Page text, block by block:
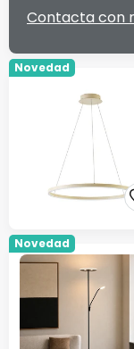
Contacta con
Novedad
Novedad